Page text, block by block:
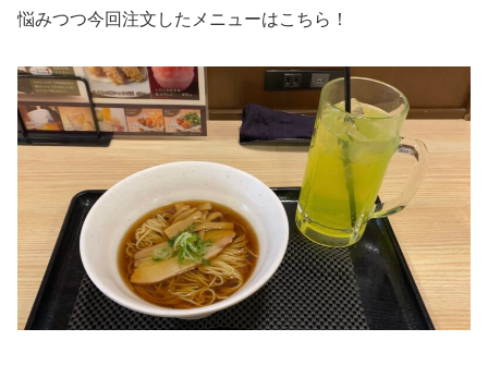
悩みつつ今回注文したメニューはこちら！